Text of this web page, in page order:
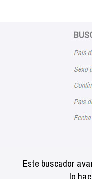
Este buscador
lo